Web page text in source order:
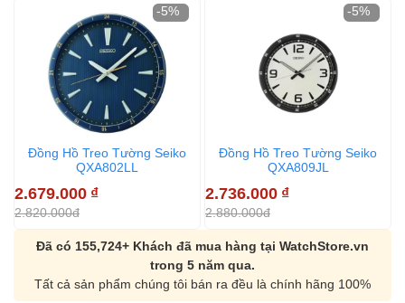
Đồng Hồ Treo Tường Seiko
QXA802LL
2.679.000 ₫
2.820.000đ
-5%
Đồng Hồ Treo Tường Seiko
QXA809JL
2.736.000 ₫
2.880.000đ
-5%
Đã có 155,724+ Khách đã mua hàng tại WatchStore.vn
trong 5 năm qua.
Tất cả sản phẩm chúng tôi bán ra đều là chính hãng 100%
Orient Nam RA-
Casio Nam MTS-